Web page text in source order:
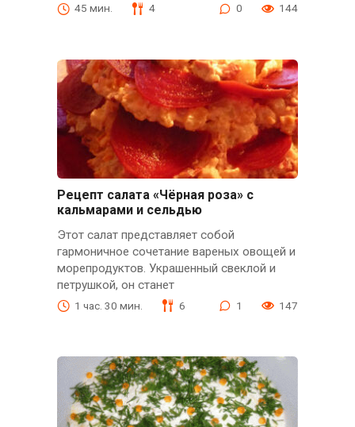
45 мин. 4 0 144
Рецепт салата «Чёрная роза» с
кальмарами и сельдью
Этот салат представляет собой
гармоничное сочетание вареных овощей и
морепродуктов. Украшенный свеклой и
петрушкой, он станет
1 час. 30 мин. 6 1 147